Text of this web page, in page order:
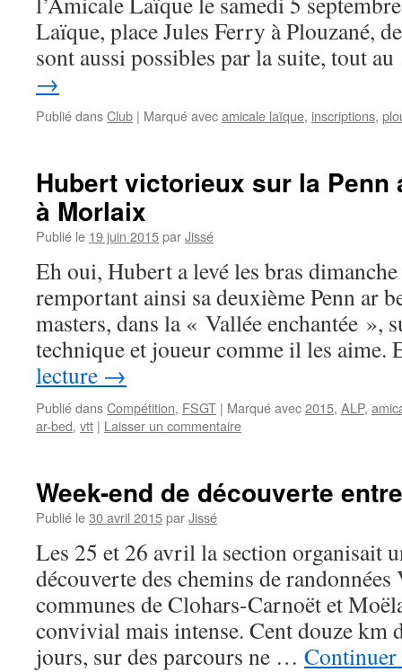
Laïque, place Jules Ferry à Plouzané,
sont aussi possibles par la suite, tout
→
Publié dansClub | Marqué avecamicale laïque, inscriptions,
Hubert victorieux sur la Penn
à Morlaix
Publié le 19 juin 2015parJissé
Eh oui, Hubert a levé les bras
remportant ainsi sa deuxième Penn ar
masters, dans la « Vallée enchantée »,
technique et joueur comme il les
lecture →
Publié dansCompétition, FSGT | Marqué avec2015, ALP,
ar-bed, vtt | Laisser un commentaire
Week-end de découverte
Publié le30 avril 2015parJissé
Les 25 et 26 avril la section organisait
découverte des chemins de
communes de Clohars-Carnoët et
convivial mais intense. Cent douze km
jours, sur des parcours ne …